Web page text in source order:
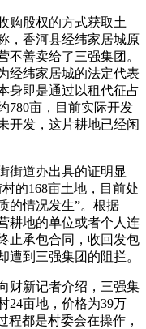
股权的方式获取土
，香河县经纬家居城原
不善卖给了三强集团。
经纬家居城的法定代表
身即是通过以租代征占
780亩，目前实际开发
开发，这片耕地已经闲
道办出具的证明显
的168亩土地，目前处
的情况发生”。根据
耕地的单位或者个人连
止承包合同，收回发包
遭到三强集团的阻拦。
新记者介绍，三强集
24亩地，价格为39万
程都是村委会在操作，